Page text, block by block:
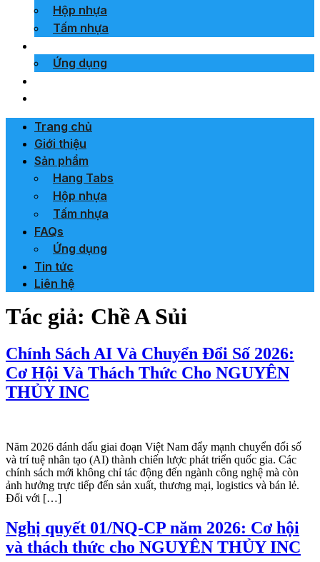
Hộp nhựa
Tấm nhựa
Ứng dụng
Trang chủ
Giới thiệu
Sản phẩm
Hang Tabs
Hộp nhựa
Tấm nhựa
FAQs
Ứng dụng
Tin tức
Liên hệ
Tác giả: Chề A Sủi
Chính Sách AI Và Chuyển Đổi Số 2026:
Cơ Hội Và Thách Thức Cho NGUYÊN
THỦY INC
Năm 2026 đánh dấu giai đoạn Việt Nam đẩy mạnh chuyển đổi số
và trí tuệ nhân tạo (AI) thành chiến lược phát triển quốc gia. Các
chính sách mới không chỉ tác động đến ngành công nghệ mà còn
ảnh hưởng trực tiếp đến sản xuất, thương mại, logistics và bán lẻ.
Đối với […]
Nghị quyết 01/NQ-CP năm 2026: Cơ hội
và thách thức cho NGUYÊN THỦY INC